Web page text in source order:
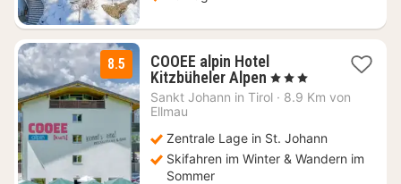
8.5
COOEE alpin Hotel
Kitzbüheler Alpen 1
Nacht
€
, 3 Sterne
Sankt Johann in Tirol · 8.9 Km von
Ellmau
Zentrale Lage in St. Johann
Skifahren im Winter & Wandern im
Sommer